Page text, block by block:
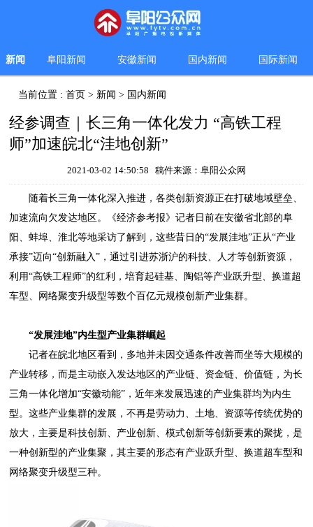
新闻 阜阳新闻 安徽新闻 国内新闻 国际新闻
当前位置 :首页 > 新闻 > 国内新闻
经参调查｜长三角一体化发力 “高铁工程
师”加速皖北“洼地创新”
2021-03-02 14:50:58 稿件来源：阜阳公众网
随着长三角一体化深入推进，各类创新资源正在打破地域壁垒、
加速流向欠发达地区。《经济参考报》记者日前在安徽省北部的阜
阳、蚌埠、淮北等地采访了解到，这些昔日的“发展洼地”正从“产业
承接”迈向“创新融入”，通过引进苏浙沪的科技、人才等创新资源，
利用“高铁工程师”的红利，培育起硅基、陶铝等产业跃升型、换道超
车型、网络聚变升级型等数个百亿元规模创新产业集群。
“发展洼地”内生型产业集群崛起
记者在皖北地区看到，多地并未因交通条件改善而坐等大规模的
产业转移，而是主动嵌入发达地区的产业链、资金链、价值链，为长
三角一体化增加“安徽动能”，近年来发展迅速的产业集群均为内生
型。这些产业集群的发展，不再是劳动力、土地、资源等传统优势的
放大，主要是科技创新、产业创新、模式创新等创新要素的聚拢，是
一种创新型的产业集聚，其主要的形态有产业跃升型、换道超车型和
网络聚变升级型三种。